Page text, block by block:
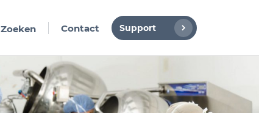
Zoeken Contact Support